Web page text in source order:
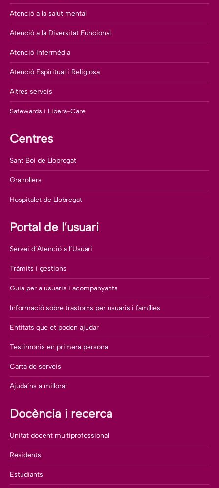
Atenció a la salut mental
Atenció a la Diversitat Funcional
Atenció Intermèdia
Atenció Espiritual i Religiosa
Altres serveis
Safewards i Libera-Care
Centres
Sant Boi de Llobregat
Granollers
Hospitalet de Llobregat
Portal de l’usuari
Servei d’Atenció a l’Usuari
Tràmits i gestions
Guia per a usuaris i acompanyants
Informació sobre trastorns per usuaris i famílies
Entitats que et poden ajudar
Testimonis en primera persona
Carta de serveis
Ajuda’ns a millorar
Docència i recerca
Unitat docent multiprofessional
Residents
Estudiants